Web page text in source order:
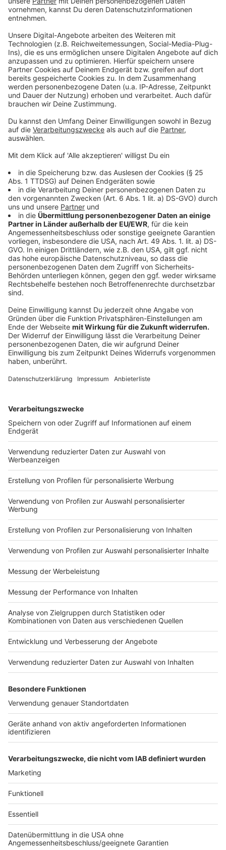
Anzeige
In aller Regel ja, weil Reisende, die sich in
Risikogebiete begeben, die Komplikation der
anschließenden Quarantäne bewusst in Kauf nehmen.
Diese Last soll der Arbeitgeber laut derzeitiger
Rechtslage nicht schultern müssen. Im Zweifel sollten
Sie bei ihrem Arbeitgeber nachfragen.
Anzeige
Was passiert, wenn mein Urlaubsziel erst nach
meiner Ankunft dort zum Risikogebiet erklärt
wird?
Anzeige
Entscheidend ist der Tag der Einreise. Fällt der
Einreisetag auf ein Datum nach der Erklärung zum
Risikogebiet, gelten die o.g. Regeln. Es besteht also
auch bei Einreise in ein Nicht-Risikogebiet ein gewisses
Risiko, dass sich dies im Laufe ihres Aufenthaltes im
Ausland ändert.
Anzeige
Was kann den Quarantänezeitraum verkürzen?
Ein vorzeitiges Verlassen der Quarantäne ist nur durch
Vorlage eines qualitätsgesicherten, negativen
möglich. Dieser kann bereits 48 Stunden vor der
Rückkehr im Reiseland vorgenommen werden oder
nach der Rückkehr in NRW. Jedoch muss das
Gesundheitsamt die Quarantäne erst formal
aufheben. Sie erhalten dazu eine Eingangsbestätigung.
Danach brauchen Sie etwas Geduld, denn die Anträge
auf Aufhebung der Quarantäne werden in der
Reihenfolge des Eingangs bearbeitet.
Anzeige
Wer bezahlt den Corona-Test?
Anzeige
Risikogebieten kostenlos. Eine Veranlassung durch das
TestVO). Der Arzt, der den Abstrich vornimmt, rechnet
gegenüber der Kassenärztlichen Vereinigung ab. Die
Kosten der Labordiagnostik werden vom
Gesundheitsfonds übernommen. Für Einreisende aus
Nicht-Risikogebieten besteht kein Anspruch auf eine
Anzeige